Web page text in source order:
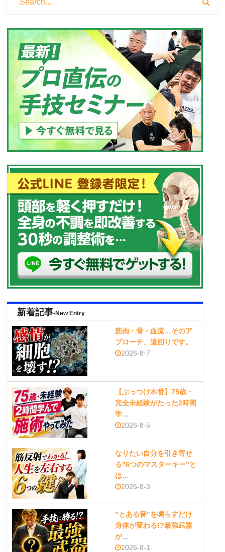
新着記事-New Entry
筋肉・骨・血流…そのア
プローチ、遠回りです。
2026-8-7
【ぶっつけ本番】75歳・
完全未経験がたった2時間
学…
2026-8-5
なりたい自分を引き寄せ
る”6つのマスターキー”と
は…
2026-8-3
”とある音”を鳴らすだけ
身体が変わる!?最強武器
が…
2026-8-1